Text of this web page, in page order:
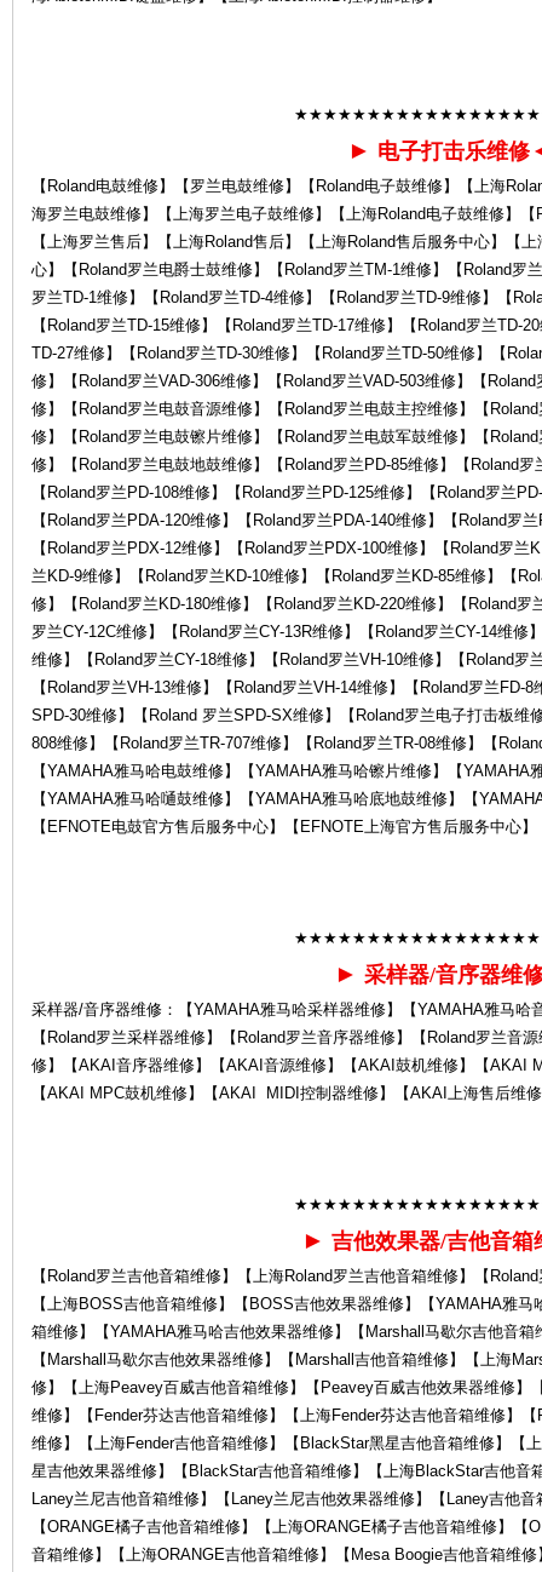
► 电子打击乐维修
【Roland电鼓维修】【罗兰电鼓维修】【Roland电子鼓维修】【上海
海罗兰电鼓维修】【上海罗兰电子鼓维修】【上海Roland电子鼓维修】
【上海罗兰售后】【上海Roland售后】【上海Roland售后服务中心】【
心】【Roland罗兰电爵士鼓维修】【Roland罗兰TM-1维修】【Roland罗
罗兰TD-1维修】【Roland罗兰TD-4维修】【Roland罗兰TD-9维修】【
【Roland罗兰TD-15维修】【Roland罗兰TD-17维修】【Roland罗兰TD-
TD-27维修】【Roland罗兰TD-30维修】【Roland罗兰TD-50维修】【
修】【Roland罗兰VAD-306维修】【Roland罗兰VAD-503维修】【
修】【Roland罗兰电鼓音源维修】【Roland罗兰电鼓主控维修】【
修】【Roland罗兰电鼓镲片维修】【Roland罗兰电鼓军鼓维修】【
修】【Roland罗兰电鼓地鼓维修】【Roland罗兰PD-85维修】【Roland
【Roland罗兰PD-108维修】【Roland罗兰PD-125维修】【Roland罗兰
【Roland罗兰PDA-120维修】【Roland罗兰PDA-140维修】【Roland罗
【Roland罗兰PDX-12维修】【Roland罗兰PDX-100维修】【Roland罗
兰KD-9维修】【Roland罗兰KD-10维修】【Roland罗兰KD-85维修】【
修】【Roland罗兰KD-180维修】【Roland罗兰KD-220维修】【Roland罗
罗兰CY-12C维修】【Roland罗兰CY-13R维修】【Roland罗兰CY-14维修
维修】【Roland罗兰CY-18维修】【Roland罗兰VH-10维修】【Roland罗
【Roland罗兰VH-13维修】【Roland罗兰VH-14维修】【Roland罗兰FD-
SPD-30维修】【Roland 罗兰SPD-SX维修】【Roland罗兰电子打击板维
808维修】【Roland罗兰TR-707维修】【Roland罗兰TR-08维修】【
【YAMAHA雅马哈电鼓维修】【YAMAHA雅马哈镲片维修】【
【YAMAHA雅马哈嗵鼓维修】【YAMAHA雅马哈底地鼓维修】【
【EFNOTE电鼓官方售后服务中心】【EFNOTE上海官方售后服务中心】
► 采样器/音序器维
采样器/音序器维修：【YAMAHA雅马哈采样器维修】【YAMAHA雅马哈
【Roland罗兰采样器维修】【Roland罗兰音序器维修】【Roland罗兰音
修】【AKAI音序器维修】【AKAI音源维修】【AKAI鼓机维修】【AKAI
【AKAI MPC鼓机维修】【AKAI MIDI控制器维修】【AKAI上海售后维
► 吉他效果器/吉他音箱
【Roland罗兰吉他音箱维修】【上海Roland罗兰吉他音箱维修】【
【上海BOSS吉他音箱维修】【BOSS吉他效果器维修】【YAMAHA雅
箱维修】【YAMAHA雅马哈吉他效果器维修】【Marshall马歇尔吉他音
【Marshall马歇尔吉他效果器维修】【Marshall吉他音箱维修】【上海
修】【上海Peavey百威吉他音箱维修】【Peavey百威吉他效果器维修
维修】【Fender芬达吉他音箱维修】【上海Fender芬达吉他音箱维修】
维修】【上海Fender吉他音箱维修】【BlackStar黑星吉他音箱维修】【
星吉他效果器维修】【BlackStar吉他音箱维修】【上海BlackStar吉他音
Laney兰尼吉他音箱维修】【Laney兰尼吉他效果器维修】【Laney吉他
【ORANGE橘子吉他音箱维修】【上海ORANGE橘子吉他音箱维修】
音箱维修】【上海ORANGE吉他音箱维修】【Mesa Boogie吉他音箱维